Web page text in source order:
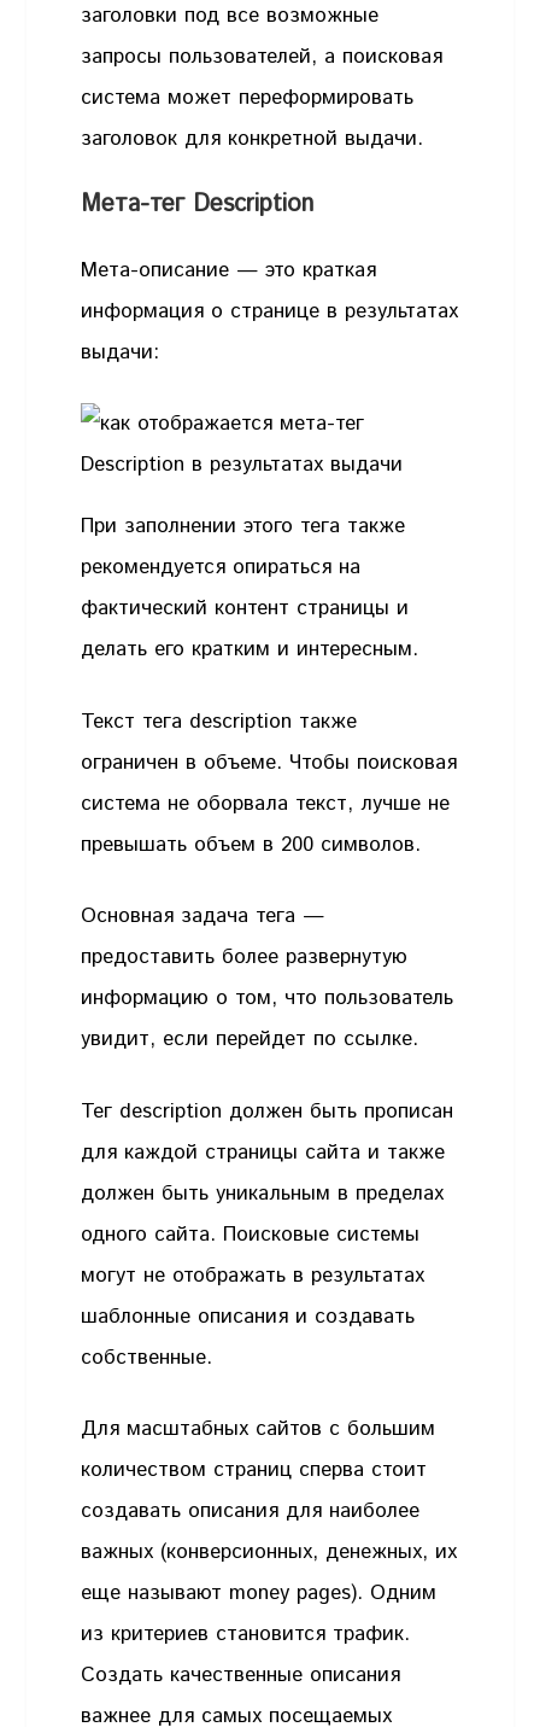
заголовки под все возможные
запросы пользователей, а поисковая
система может переформировать
заголовок для конкретной выдачи.
Мета-тег Description
Мета-описание — это краткая
информация о странице в результатах
выдачи:
При заполнении этого тега также
рекомендуется опираться на
фактический контент страницы и
делать его кратким и интересным.
Текст тега description также
ограничен в объеме. Чтобы поисковая
система не оборвала текст, лучше не
превышать объем в 200 символов.
Основная задача тега —
предоставить более развернутую
информацию о том, что пользователь
увидит, если перейдет по ссылке.
Тег description должен быть прописан
для каждой страницы сайта и также
должен быть уникальным в пределах
одного сайта. Поисковые системы
могут не отображать в результатах
шаблонные описания и создавать
собственные.
Для масштабных сайтов с большим
количеством страниц сперва стоит
создавать описания для наиболее
важных (конверсионных, денежных, их
еще называют money pages). Одним
из критериев становится трафик.
Создать качественные описания
важнее для самых посещаемых